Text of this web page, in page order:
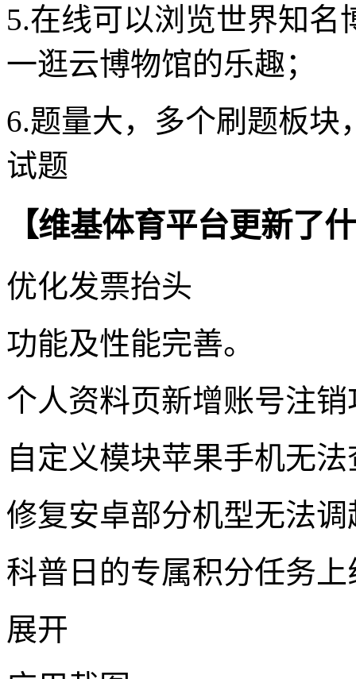
5.在线可以浏览世界知
一逛云博物馆的乐趣；
6.题量大，多个刷题板
试题
【维基体育平台更新了
优化发票抬头
功能及性能完善。
个人资料页新增账号注销
自定义模块苹果手机无
修复安卓部分机型无法
科普日的专属积分任务上
展开